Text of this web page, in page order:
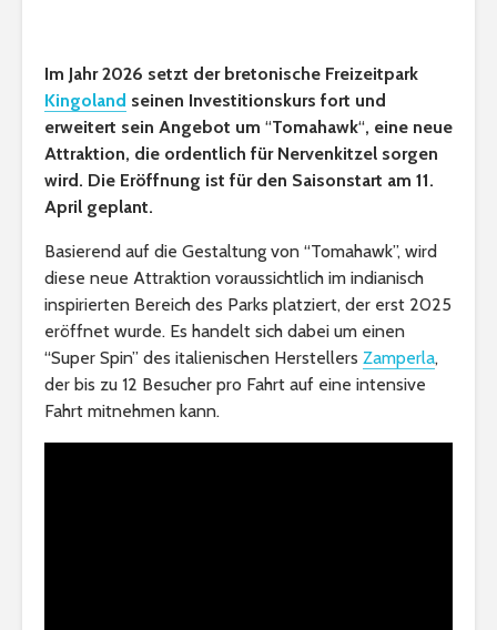
Im Jahr 2026 setzt der bretonische Freizeitpark
Kingoland seinen Investitionskurs fort und
erweitert sein Angebot um “Tomahawk“, eine neue
Attraktion, die ordentlich für Nervenkitzel sorgen
wird. Die Eröffnung ist für den Saisonstart am 11.
April geplant.
Basierend auf die Gestaltung von “Tomahawk”, wird
diese neue Attraktion voraussichtlich im indianisch
inspirierten Bereich des Parks platziert, der erst 2025
eröffnet wurde. Es handelt sich dabei um einen
“Super Spin” des italienischen Herstellers Zamperla,
der bis zu 12 Besucher pro Fahrt auf eine intensive
Fahrt mitnehmen kann.